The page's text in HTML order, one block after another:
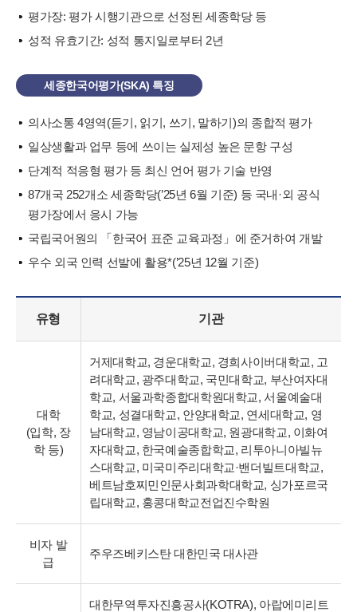
평가장: 평가 시행기관으로 선정된 세종학당 등
성적 유효기간: 성적 통지일로부터 2년
세종한국어평가(SKA) 특징
의사소통 4영역(듣기, 읽기, 쓰기, 말하기)의 종합적 평가
일상생활과 업무 등에 쓰이는 실제성 높은 문항 구성
단계적 적응형 평가 등 최신 언어 평가 기술 반영
87개국 252개소 세종학당(’25년 6월 기준) 등 국내·외 공식
평가장에서 응시 가능
국립국어원의 「한국어 표준 교육과정」에 준거하여 개발
우수 외국 인력 선발에 활용*(’25년 12월 기준)
유형 기관
대학
(입학, 장
학 등)
거제대학교, 경운대학교, 경희사이버대학교, 고
려대학교, 광주대학교, 국민대학교, 부산여자대
학교, 서울과학종합대학원대학교, 서울예술대
학교, 성결대학교, 안양대학교, 연세대학교, 영
남대학교, 영남이공대학교, 원광대학교, 이화여
자대학교, 한국예술종합학교, 리투아니아빌뉴
스대학교, 미국미주리대학교·밴더빌트대학교,
베트남호찌민인문사회과학대학교, 싱가포르국
립대학교, 홍콩대학교전업진수학원
비자 발
급
주우즈베키스탄 대한민국 대사관
대한무역투자진흥공사(KOTRA), 아랍에미리트